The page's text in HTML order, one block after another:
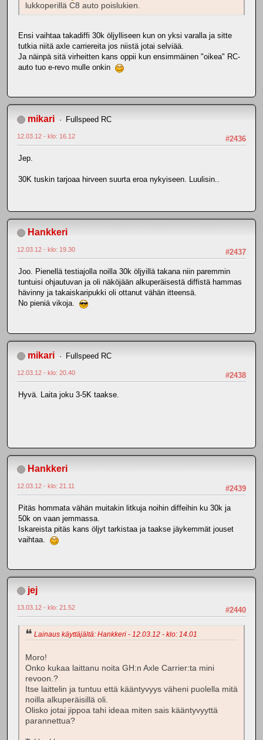
lukkoperillä C8 auto poislukien.
Ensi vaihtaa takadiffi 30k öljylliseen kun on yksi varalla ja sitte
tutkia niitä axle carriereita jos niistä jotai selviää.
Ja näinpä sitä virheitten kans oppii kun ensimmäinen "oikea" RC-
auto tuo e-revo mulle onkin
mikari Fullspeed RC
#2436
12.03.12 - klo: 16.12
Jep.
30K tuskin tarjoaa hirveen suurta eroa nykyiseen. Luulisin..
Hankkeri
#2437
12.03.12 - klo: 19.30
Joo. Pienellä testiajolla noilla 30k öljyillä takana niin paremmin
tuntuisi ohjautuvan ja oli näköjään alkuperäisestä diffistä hammas
hävinny ja takaiskaripukki oli ottanut vähän itteensä.
No pieniä vikoja.
mikari Fullspeed RC
#2438
12.03.12 - klo: 20.40
Hyvä. Laita joku 3-5K taakse.
Hankkeri
#2439
12.03.12 - klo: 21.11
Pitäs hommata vähän muitakin litkuja noihin diffeihin ku 30k ja
50k on vaan jemmassa.
Iskareista pitäs kans öljyt tarkistaa ja taakse jäykemmät jouset
vaihtaa.
jej
#2440
13.03.12 - klo: 21.52
Lainaus käyttäjältä: Hankkeri - 12.03.12 - klo: 14.01
Moro!
Onko kukaa laittanu noita GH:n Axle Carrier:ta mini
revoon.?
Itse laittelin ja tuntuu että kääntyvyys väheni puolella mitä
noilla alkuperäisillä oli.
Olisko jotai jippoa tahi ideaa miten sais kääntyvyyttä
parannettua?